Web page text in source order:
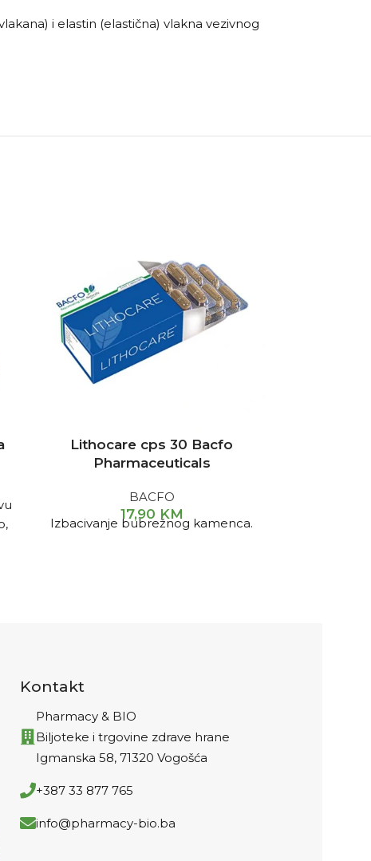
i elastin (elastična) vlakna vezivnog
Lithocare cps 30 Bacfo
Pharmaceuticals
BACFO
17,90 KM
Izbacivanje bubrežnog kamenca.
Kontakt
Pharmacy & BIO
Biljoteke i trgovine zdrave hrane
Igmanska 58, 71320 Vogošća
+387 33 877 765
info@pharmacy-bio.ba